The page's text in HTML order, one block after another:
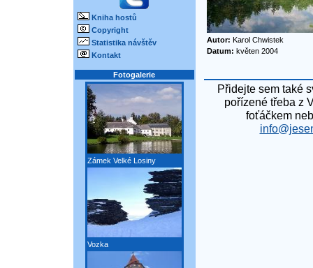
Kniha hostů
Copyright
Statistika návštěv
Kontakt
Fotogalerie
Zámek Velké Losiny
Vozka
Autor: Karol Chwistek
Datum: květen 2004
Přidejte sem také
pořízené třeba z
foťáčkem